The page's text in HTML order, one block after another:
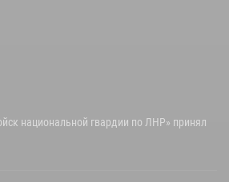
национальной гвардии по ЛНР» принял